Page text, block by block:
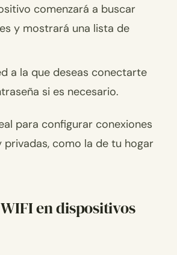
comenzará a buscar
y mostrará una lista de
a la que deseas conectarte
si es necesario.
para configurar conexiones
privadas, como la de tu hogar
en dispositivos